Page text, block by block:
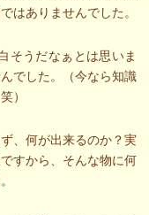
はありませんでした。
そうだなぁとは思いま
でした。（今なら知識
）
、何が出来るのか？実
すから、そんな物に何